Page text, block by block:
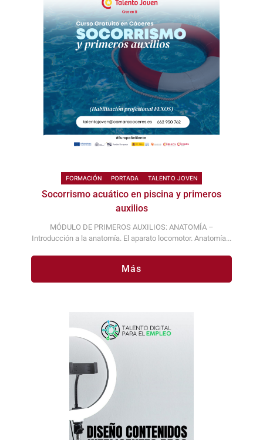
FORMACIÓN PORTADA TALENTO JOVEN
Socorrismo acuático en piscina y primeros
auxilios
MÓDULO DE PRIMEROS AUXILIOS: ANATOMÍA –
Introducción a la anatomía. El aparato locomotor. Anatomía...
Más